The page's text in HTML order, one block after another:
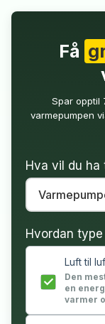
Få
Spar opptil
varmepumpen
Hva vil du ha
Hvordan
Luft til
Den
en
varmer